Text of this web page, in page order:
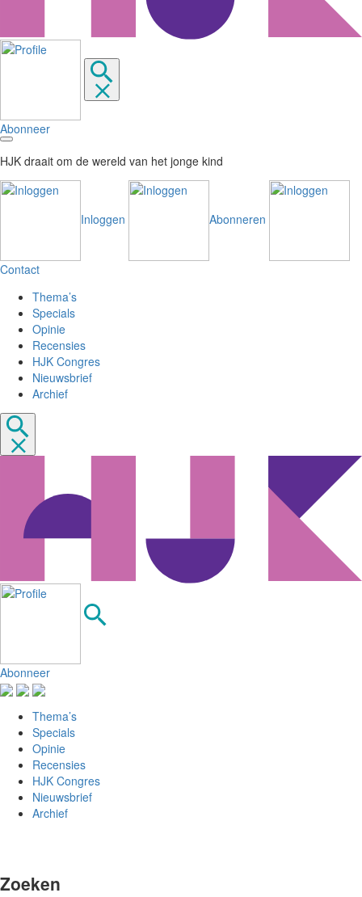
Abonneer
HJK draait om de wereld van het jonge kind
Inloggen Abonneren
Contact
Thema’s
Specials
Opinie
Recensies
HJK Congres
Nieuwsbrief
Archief
Abonneer
Thema’s
Specials
Opinie
Recensies
HJK Congres
Nieuwsbrief
Archief
Zoeken